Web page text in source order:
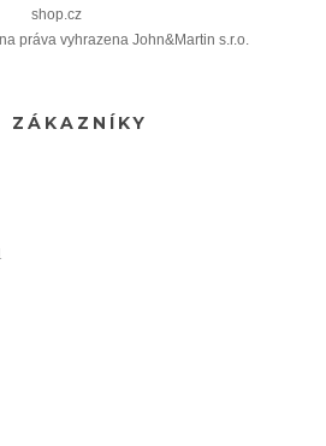
shop.cz
práva vyhrazena John&Martin s.r.o.
ZÁKAZNÍKY